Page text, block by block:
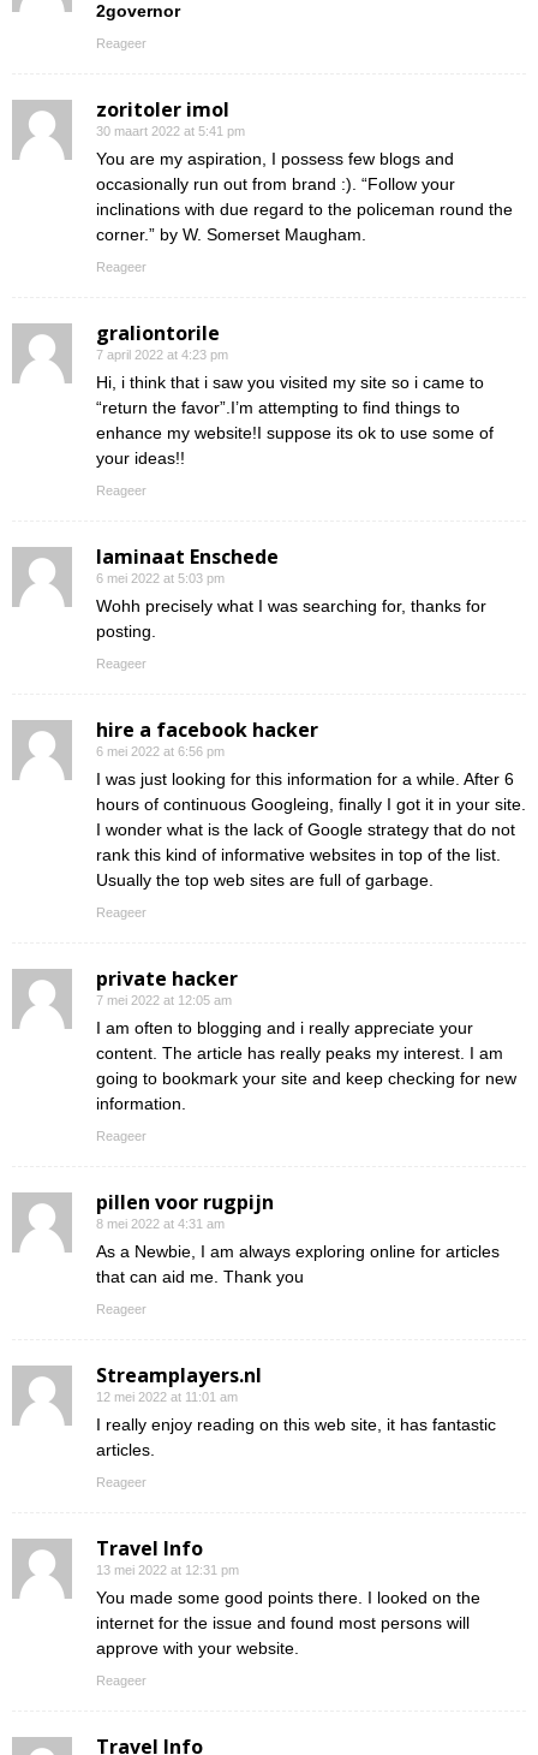
2governor
Reageer
zoritoler imol
30 maart 2022 at 5:41 pm
You are my aspiration, I possess few blogs and
occasionally run out from brand :). “Follow your
inclinations with due regard to the policeman round the
corner.” by W. Somerset Maugham.
Reageer
graliontorile
7 april 2022 at 4:23 pm
Hi, i think that i saw you visited my site so i came to
“return the favor”.I’m attempting to find things to
enhance my website!I suppose its ok to use some of
your ideas!!
Reageer
laminaat Enschede
6 mei 2022 at 5:03 pm
Wohh precisely what I was searching for, thanks for
posting.
Reageer
hire a facebook hacker
6 mei 2022 at 6:56 pm
I was just looking for this information for a while. After 6
hours of continuous Googleing, finally I got it in your site.
I wonder what is the lack of Google strategy that do not
rank this kind of informative websites in top of the list.
Usually the top web sites are full of garbage.
Reageer
private hacker
7 mei 2022 at 12:05 am
I am often to blogging and i really appreciate your
content. The article has really peaks my interest. I am
going to bookmark your site and keep checking for new
information.
Reageer
pillen voor rugpijn
8 mei 2022 at 4:31 am
As a Newbie, I am always exploring online for articles
that can aid me. Thank you
Reageer
Streamplayers.nl
12 mei 2022 at 11:01 am
I really enjoy reading on this web site, it has fantastic
articles.
Reageer
Travel Info
13 mei 2022 at 12:31 pm
You made some good points there. I looked on the
internet for the issue and found most persons will
approve with your website.
Reageer
Travel Info